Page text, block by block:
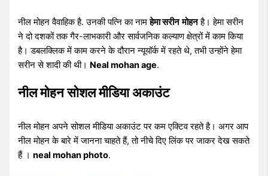
नील मोहन वैवाहिक है. उनकी पत्नि का नामहेमा सरीन मोहनहै। हेमा सरीन
ने दो दशकों तक गैर-लाभकारी और सार्वजनिक कल्याण क्षेत्रों में काम किया
है। डबलक्लिक में काम करने के दौरान न्यूयॉर्क में रहते थे, तभी उन्होंने हेमा
सरीन से शादी की थी। Neal mohan age.
नील मोहन सोशल मीडिया अकाउंट
नील मोहन अपने सोशल मीडिया अकाउंट पर कम एक्टिव रहते है। अगर आप
नील मोहन के बारे में जानना चाहते हैं, तो नीचे दिए लिंक पर जाकर देख सकते
हैं ।neal mohan photo.